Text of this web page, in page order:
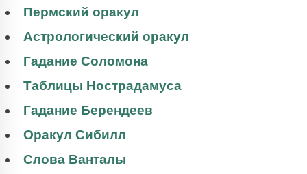
Пермский оракул
Астрологический оракул
Гадание Соломона
Таблицы Нострадамуса
Гадание Берендеев
Оракул Сибилл
Слова Ванталы